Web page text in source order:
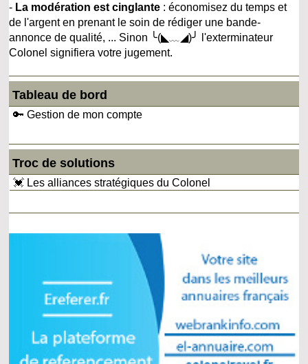
- La modération est cinglante : économisez du temps et
de l'argent en prenant le soin de rédiger une bande-
annonce de qualité, ... Sinon ╰(◣﹏◢)╯ l'exterminateur
Colonel signifiera votre jugement.
Tableau de bord
🔑 Gestion de mon compte
Troc de solutions
💓 Les alliances stratégiques du Colonel